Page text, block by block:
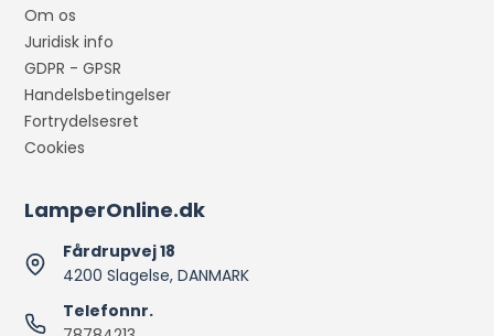
Om os
Juridisk info
GDPR - GPSR
Handelsbetingelser
Fortrydelsesret
Cookies
LamperOnline.dk
Fårdrupvej 18
4200 Slagelse, DANMARK
Telefonnr.